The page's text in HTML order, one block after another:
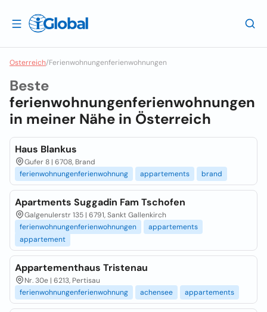
Osterreich/Ferienwohnungenferienwohnungen
Beste
ferienwohnungenferienwohnungen
in meiner Nähe in Österreich
Haus Blankus
Gufer 8 | 6708, Brand
ferienwohnungenferienwohnung
appartements brand
Apartments Suggadin Fam Tschofen
Galgenulerstr 135 | 6791, Sankt Gallenkirch
ferienwohnungenferienwohnungen
appartements
appartement
Appartementhaus Tristenau
Nr. 30e | 6213, Pertisau
ferienwohnungenferienwohnung
achensee appartements